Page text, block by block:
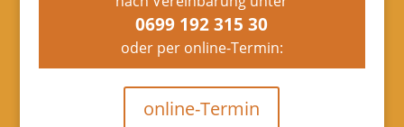
0699 192 315 30
oder per online-Termin:
online-Termin